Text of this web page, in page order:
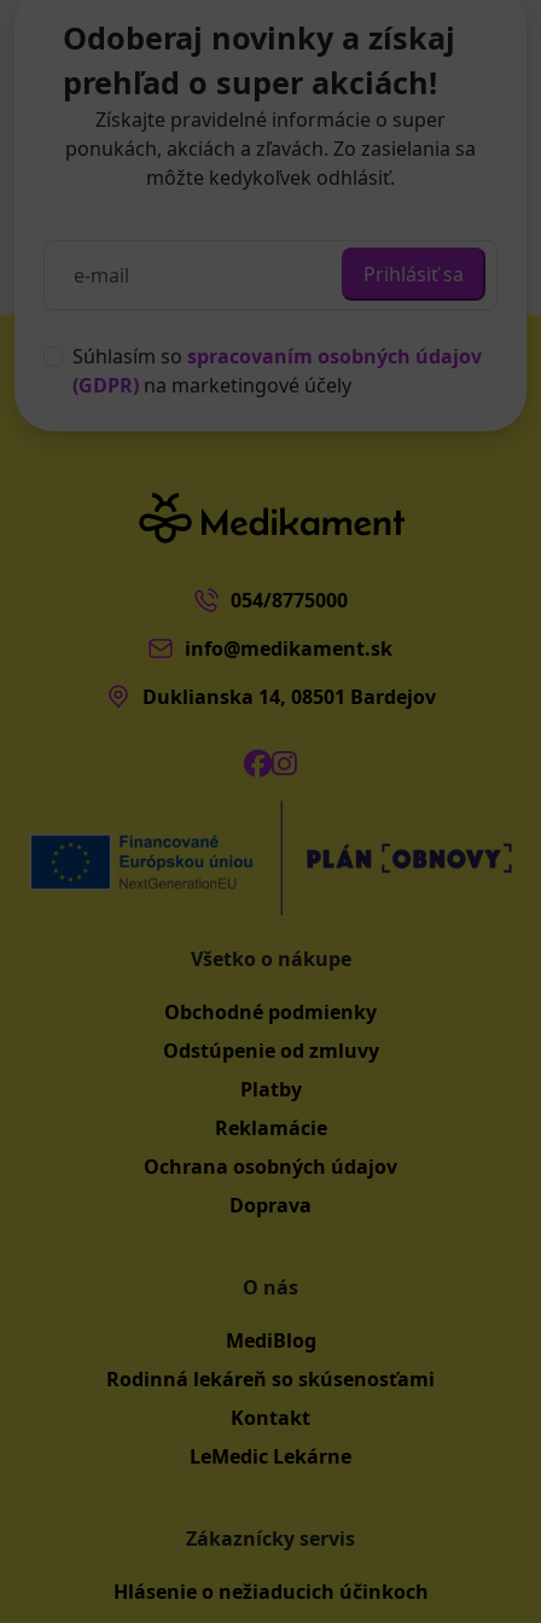
Odoberaj novinky a získaj
prehľad o super akciách!
Získajte pravidelné informácie o super
ponukách, akciách a zľavách. Zo zasielania sa
môžte kedykoľvek odhlásiť.
Prihlásiť sa
Súhlasím so spracovaním osobných údajov
(GDPR) na marketingové účely
054/8775000
info@medikament.sk
Duklianska 14, 08501 Bardejov
Všetko o nákupe
Obchodné podmienky
Odstúpenie od zmluvy
Platby
Reklamácie
Ochrana osobných údajov
Doprava
O nás
MediBlog
Rodinná lekáreň so skúsenosťami
Kontakt
LeMedic Lekárne
Zákaznícky servis
Hlásenie o nežiaducich účinkoch